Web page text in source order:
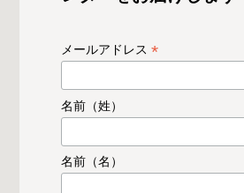
メールアドレス*
名前（姓）
名前（名）